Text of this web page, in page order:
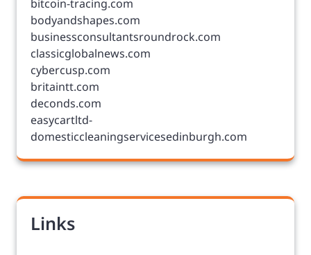
bitcoin-tracing.com
bodyandshapes.com
businessconsultantsroundrock.com
classicglobalnews.com
cybercusp.com
britaintt.com
deconds.com
easycartltd-
domesticcleaningservicesedinburgh.com
Links